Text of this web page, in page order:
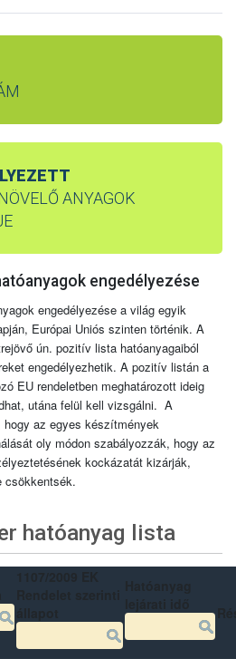
ANYAGOK
engedélyezése
engedélyezése a világ egyik
Európai Uniós szinten történik. A
ún. pozitív lista hatóanyagaiból
engedélyezhetik. A pozitív listán a
EU rendeletben meghatározott ideig
utána felül kell vizsgálni. A
az egyes készítmények
oly módon szabályozzák, hogy az
kockázatát kizárják,
csökkentsék.
hatóanyag lista